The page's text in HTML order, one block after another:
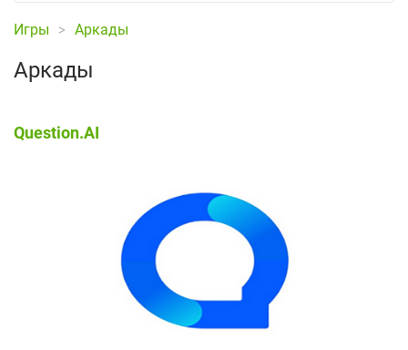
Игры Аркады
Аркады
Question.AI